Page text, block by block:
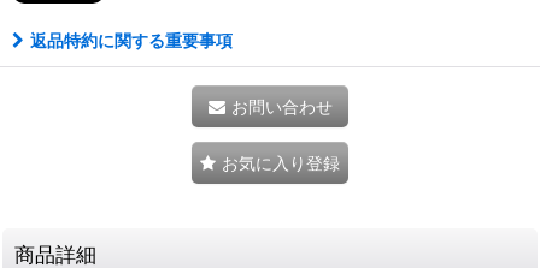
返品特約に関する重要事項
お問い合わせ
お気に入り登録
商品詳細